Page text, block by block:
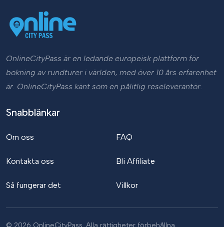
OnlineCityPass är en ledande europeisk plattform för
bokning av rundturer i världen, med över 10 års erfarenhet
är. OnlineCityPass känt som en pålitlig reseleverantör.
Snabblänkar
Om oss
Kontakta oss
Så fungerar det
FAQ
Bli Affiliate
Villkor
© 2026 OnlineCityPass. Alla rättigheter förbehållna.